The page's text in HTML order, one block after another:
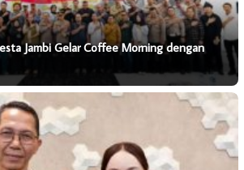
Jambi Gelar Coffee Morning dengan